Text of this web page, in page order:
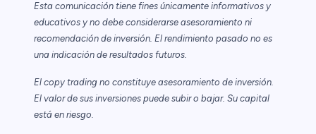
Esta comunicación tiene fines únicamente informativos y
educativos y no debe considerarse asesoramiento ni
recomendación de inversión. El rendimiento pasado no es
una indicación de resultados futuros.
El copy trading no constituye asesoramiento de inversión.
El valor de sus inversiones puede subir o bajar. Su capital
está en riesgo.